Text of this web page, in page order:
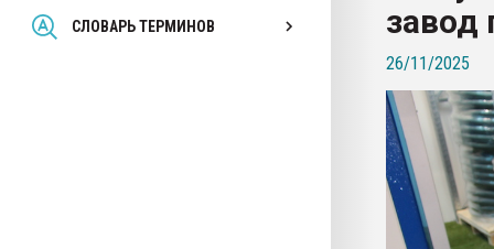
СЛОВАРЬ ТЕРМИНОВ
Всё, что касается
бутылок
ПЕРЕЙТИ НА
завод
26/11/2025